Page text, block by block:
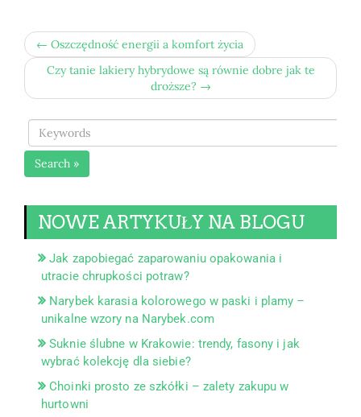
← Oszczędność energii a komfort życia
Czy tanie lakiery hybrydowe są równie dobre jak te
droższe? →
Search »
NOWE ARTYKUŁY NA BLOGU
Jak zapobiegać zaparowaniu opakowania i
utracie chrupkości potraw?
Narybek karasia kolorowego w paski i plamy –
unikalne wzory na Narybek.com
Suknie ślubne w Krakowie: trendy, fasony i jak
wybrać kolekcję dla siebie?
Choinki prosto ze szkółki – zalety zakupu w
hurtowni